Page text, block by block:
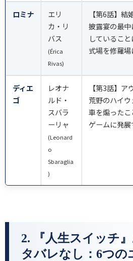
ロミナ
エリ
カ・リ
バス
(Érica
Rivas)
【第6話】結
披露宴の最
しているこ
式場を修羅場
ディエ
ゴ
レオナ
ルド・
スバラ
ーリャ
(Leonard
o
Sbaraglia
)
【第3話】ア
荒野のハイ
車を煽った
ゲームに発展
2. 『人生スイッチ
タバレなし：6つの